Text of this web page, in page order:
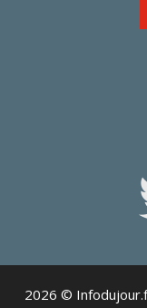
2026 ©